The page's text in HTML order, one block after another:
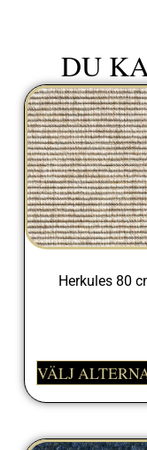
Herkules 80
VÄLJ
DU